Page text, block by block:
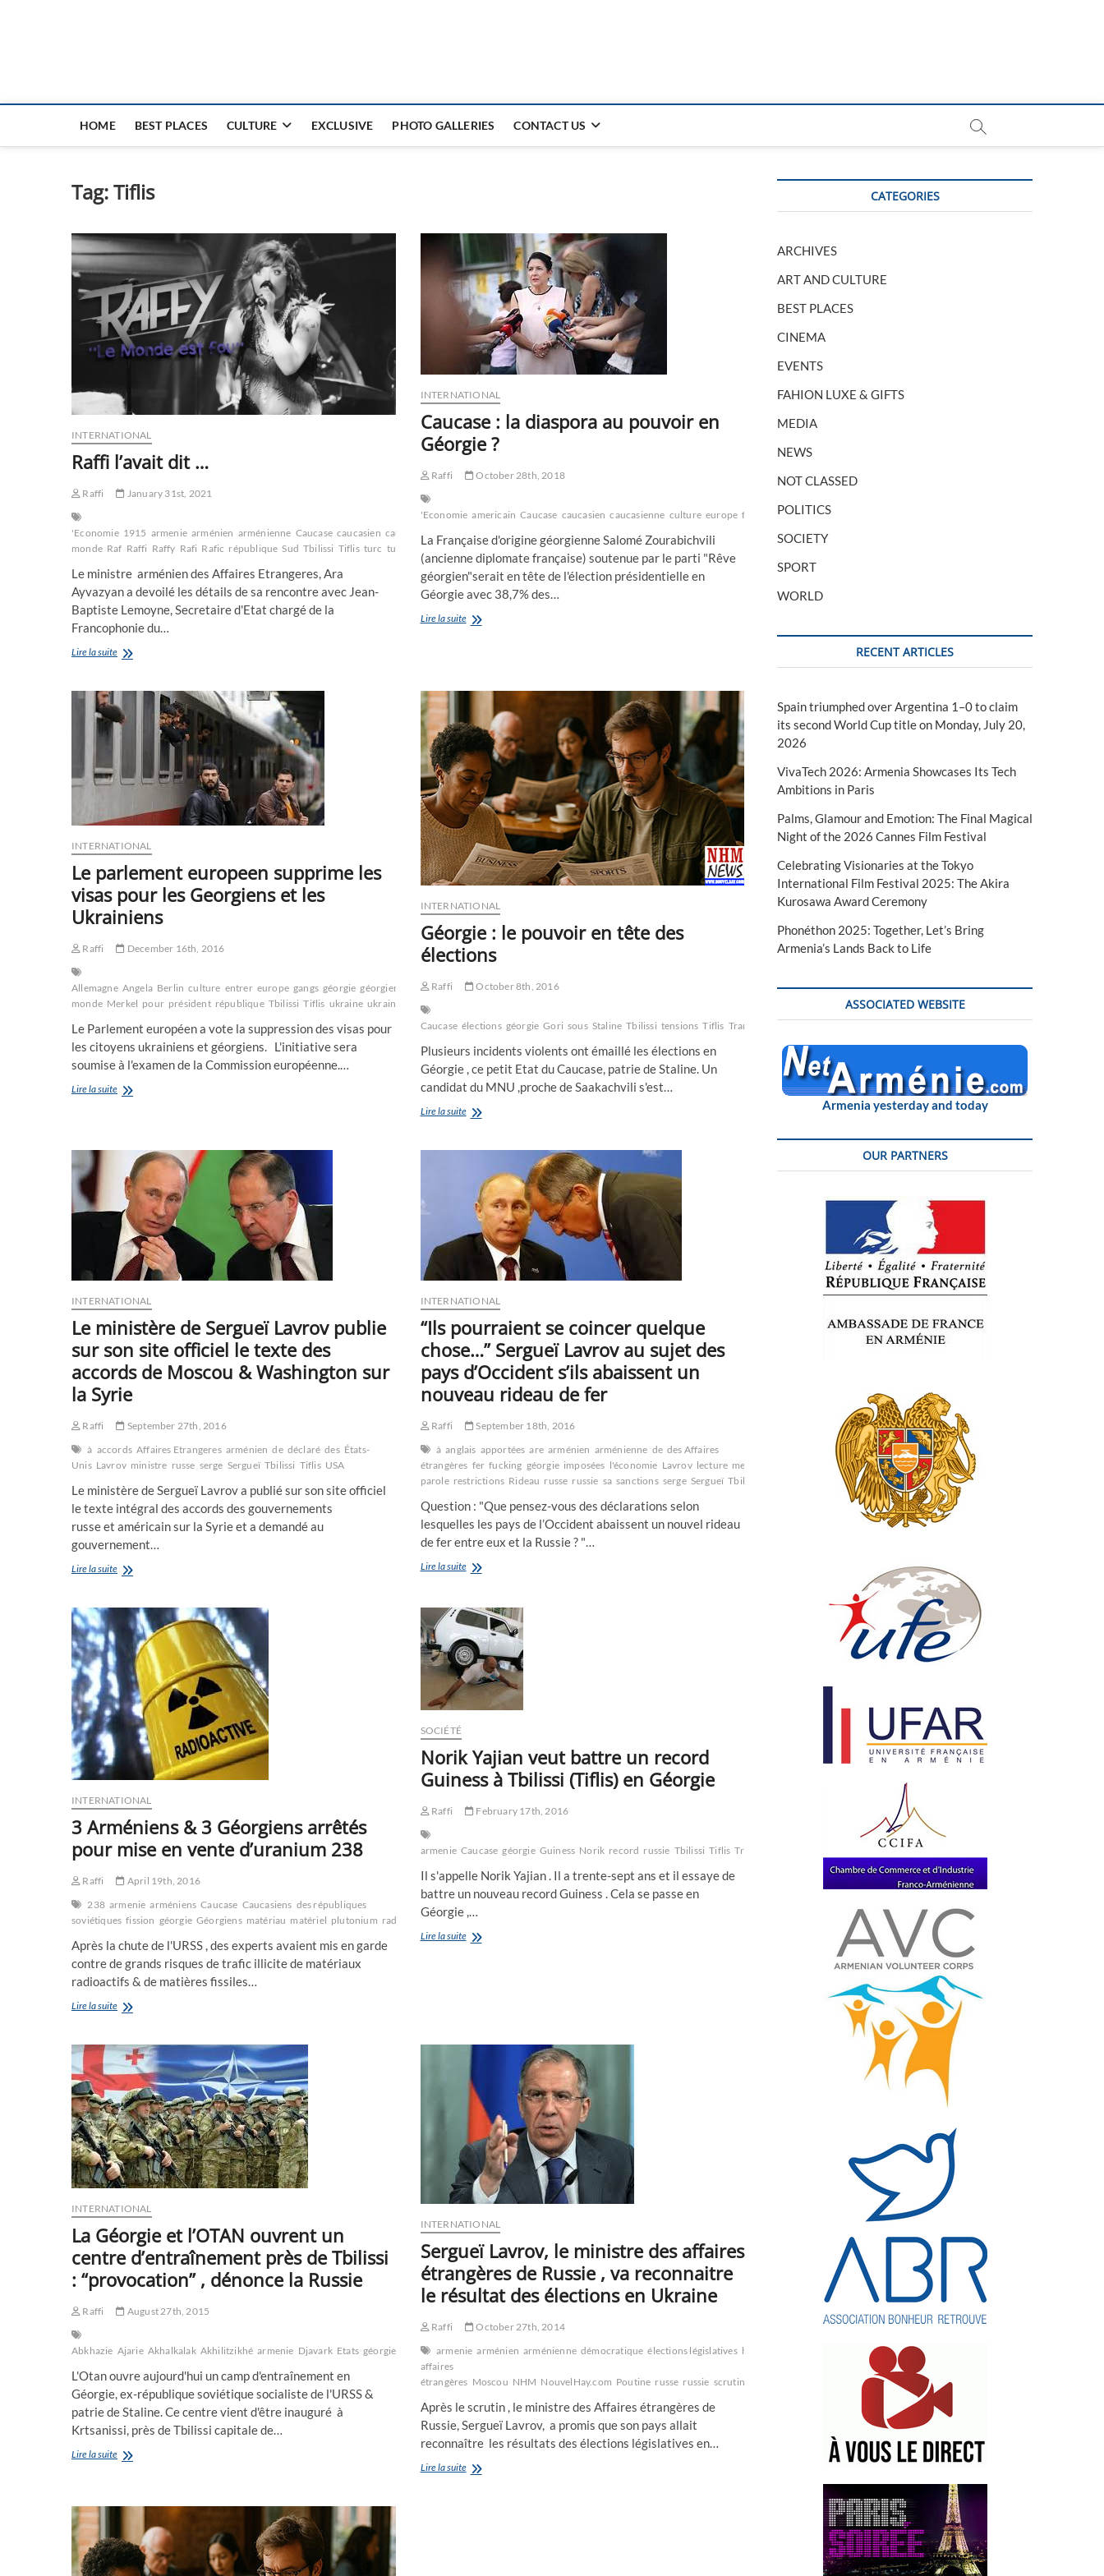
HOME BEST PLACES CULTURE EXCLUSIVE PHOTO GALLERIES CONTACT US
Tag:Tiflis
INTERNATIONAL
Raffi l’avait dit …
Raffi January 31st, 2021
'Economie 1915 armenie arménien arménienne Caucase caucasien caucasienne commémoration conférence culture du europe géorgie
monde Raf Raffi Raffy Rafi Rafic république Sud Tbilissi Tiflis turc turquie Vartan
Le ministre arménien des Affaires Etrangeres, Ara
Ayvazyan a devoilé les détails de sa rencontre avec Jean-
Baptiste Lemoyne, Secretaire d'Etat chargé de la
Francophonie du…
Lire la suiteRaffi
INTERNATIONAL
Caucase : la diaspora au pouvoir en
Géorgie ?
Raffi October 28th, 2018
'Economie americain Caucase caucasien caucasienne culture europe français france géorgie
La Française d'origine géorgienne Salomé Zourabichvili
(ancienne diplomate française) soutenue par le parti "Rêve
géorgien"serait en tête de l'élection présidentielle en
Géorgie avec 38,7% des…
Lire la suiteCaucase
pouvoir
Géorgie
?
INTERNATIONAL
Le parlement europeen supprime les
visas pour les Georgiens et les
Ukrainiens
Raffi December 16th, 2016
Allemagne Angela Berlin culture entrer europe gangs géorgie géorgien georgienne histoire Kiev le
monde Merkel pour président république Tbilissi Tiflis ukraine ukrainien ukrainienne
Le Parlement européen a vote la suppression des visas pour
les citoyens ukrainiens et géorgiens. L'initiative sera
soumise à l'examen de la Commission européenne.…
Lire la suiteLe
les
visas
pour
les
Georgiens
et
les
Ukrainiens
INTERNATIONAL
Géorgie : le pouvoir en tête des
élections
Raffi October 8th, 2016
Caucase élections géorgie Gori sous Staline Tbilissi tensions Tiflis Transcaucasie
Plusieurs incidents violents ont émaillé les élections en
Géorgie , ce petit Etat du Caucase, patrie de Staline. Un
candidat du MNU ,proche de Saakachvili s'est…
Lire la suiteGéorgie
tête
des
élections
INTERNATIONAL
Le ministère de Sergueï Lavrov publie
sur son site officiel le texte des
accords de Moscou & Washington sur
la Syrie
Raffi
September 27th, 2016
à accords Affaires Etrangeres arménien de déclaré des États-
Unis Lavrov ministre russe serge Sergueï Tbilissi Tiflis USA
Le ministère de Sergueï Lavrov a publié sur son site officiel
le texte intégral des accords des gouvernements
russe et américain sur la Syrie et a demandé au
gouvernement…
Lire la suiteLe
Sergueï
Lavrov
publie
sur
son
site
officiel
le
texte
accords
&
Washington
sur
la
INTERNATIONAL
“Ils pourraient se coincer quelque
chose…” Sergueï Lavrov au sujet des
pays d’Occident s’ils abaissent un
nouveau rideau de fer
Raffi
September 18th, 2016
à anglais apportées are arménien arménienne de des Affaires
étrangères fer fucking géorgie imposées l'économie Lavrov lecture me monde occident pays porte-
parole restrictions Rideau russe russie sa sanctions serge Sergueï Tbilissi you Zacharova
Question : "Que pensez-vous des déclarations selon
lesquelles les pays de l’Occident abaissent un nouvel rideau
de fer entre eux et la Russie ? "…
Lire la suite“Ils
coincer
quelque
chose…”
Sergueï
Lavrov
au
des
s’ils
abaissent
un
rideau
fer
INTERNATIONAL
3 Arméniens & 3 Géorgiens arrêtés
pour mise en vente d’uranium 238
Raffi
April 19th, 2016
238 armenie arméniens Caucase Caucasiens des républiques
soviétiques fission géorgie Géorgiens matériau matériel plutonium radioactif radioactive
Après la chute de l'URSS , des experts avaient mis en garde
contre de grands risques de trafic illicite de matériaux
radioactifs & de matières fissiles…
Lire la suite3
3
Géorgiens
arrêtés
pour
mise
en
vente
d’uranium
238
SOCIÉTÉ
Norik Yajian veut battre un record
Guiness à Tbilissi (Tiflis) en Géorgie
Raffi February 17th, 2016
armenie Caucase géorgie Guiness Norik record russie Tbilissi Tiflis Transcaucasie
Il s'appelle Norik Yajian . Il a trente-sept ans et il essaye de
battre un nouveau record Guiness . Cela se passe en
Géorgie ,…
Lire la suiteNorik
en
Géorgie
INTERNATIONAL
La Géorgie et l’OTAN ouvrent un
centre d’entraînement près de Tbilissi
: “provocation” , dénonce la Russie
Raffi August 27th, 2015
Abkhazie Ajarie Akhalkalak Akhilitzikhé armenie Djavark Etats géorgie Gori occident Ossétie OTAN Staline Tbilissi Tiflis USA voisins
L'Otan ouvre aujourd'hui un camp d'entraînement en
Géorgie, ex-république soviétique socialiste de l'URSS &
patrie de Staline. Ce centre vient d'être inauguré à
Krtsanissi, près de Tbilissi capitale de…
Lire la suiteLa
centre
d’entraînement
près
INTERNATIONAL
Sergueï Lavrov, le ministre des affaires
étrangères de Russie , va reconnaitre
le résultat des élections en Ukraine
Raffi
October 27th, 2014
armenie arménien arménienne démocratique élections législatives hay
affaires
étrangères Moscou NHM NouvelHay.com Poutine russe russie scrutin ukraine
Après le scrutin , le ministre des Affaires étrangères de
Russie, Sergueï Lavrov, a promis que son pays allait
reconnaître les résultats des élections législatives en…
Lire la suiteSergueï
CATEGORIES
ARCHIVES
ART AND CULTURE
BEST PLACES
CINEMA
EVENTS
FAHION LUXE & GIFTS
MEDIA
NEWS
NOT CLASSED
POLITICS
SOCIETY
SPORT
WORLD
RECENT ARTICLES
Spain triumphed over Argentina 1–0 to claim
its second World Cup title on Monday, July 20,
2026
VivaTech 2026: Armenia Showcases Its Tech
Ambitions in Paris
Palms, Glamour and Emotion: The Final Magical
Night of the 2026 Cannes Film Festival
Celebrating Visionaries at the Tokyo
International Film Festival 2025: The Akira
Kurosawa Award Ceremony
Phonéthon 2025: Together, Let’s Bring
Armenia’s Lands Back to Life
ASSOCIATED WEBSITE
Armenia yesterday and today
OUR PARTNERS